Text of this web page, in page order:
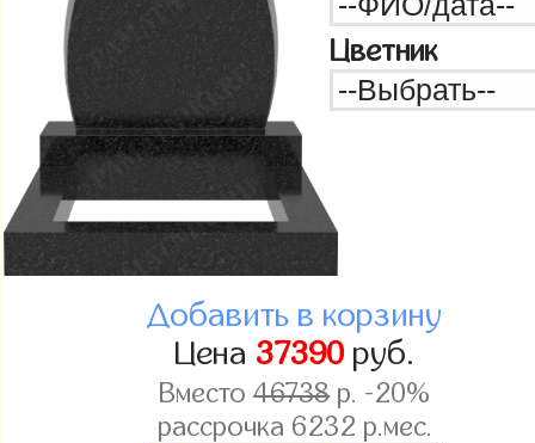
Цветник
Добавить в корзину
Цена 37390руб.
Вместо46738р. -20%
рассрочка 6232 р.мес.